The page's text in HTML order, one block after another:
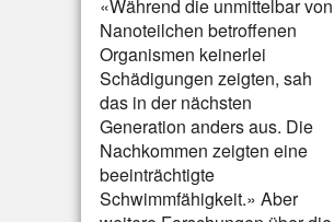
«Während die unmittelbar von
Nanoteilchen betroffenen
Organismen keinerlei
Schädigungen zeigten, sah
das in der nächsten
Generation anders aus. Die
Nachkommen zeigten eine
beeinträchtigte
Schwimmfähigkeit.» Aber